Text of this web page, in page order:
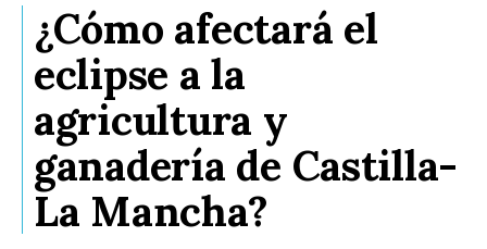
¿Cómo afectará el
eclipse a la
agricultura y
ganadería de Castilla-
La Mancha?